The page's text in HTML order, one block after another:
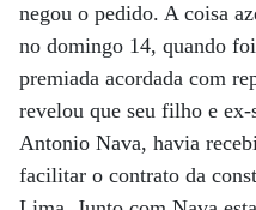
negou o pedido. A coisa
no domingo 14, quando
premiada acordada com
revelou que seu filho e ex-
Antonio Nava, havia
facilitar o contrato da